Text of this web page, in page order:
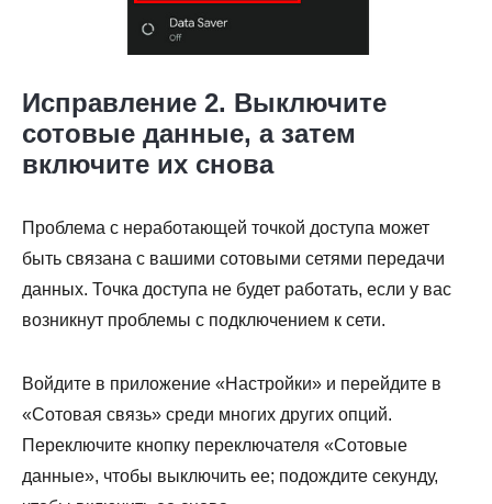
Исправление 2. Выключите
сотовые данные, а затем
включите их снова
Проблема с неработающей точкой доступа может
быть связана с вашими сотовыми сетями передачи
данных. Точка доступа не будет работать, если у вас
возникнут проблемы с подключением к сети.
Войдите в приложение «Настройки» и перейдите в
«Сотовая связь» среди многих других опций.
Переключите кнопку переключателя «Сотовые
данные», чтобы выключить ее; подождите секунду,